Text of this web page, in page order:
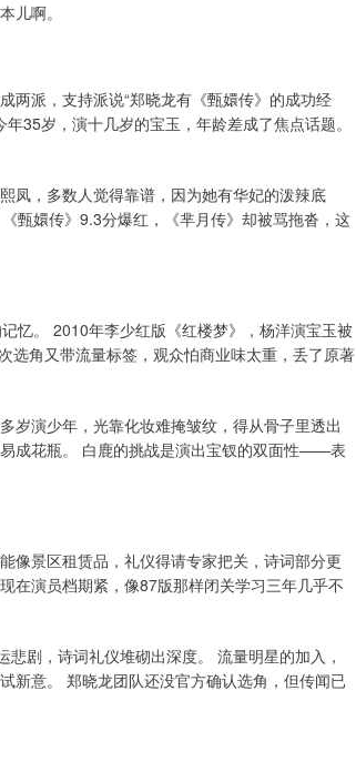
儿啊。
两派，支持派说“郑晓龙有《甄嬛传》的成功经
35岁，演十几岁的宝玉，年龄差成了焦点话题。
凤，多数人觉得靠谱，因为她有华妃的泼辣底
甄嬛传》9.3分爆红，《芈月传》却被骂拖沓，这
忆。 2010年李少红版《红楼梦》，杨洋演宝玉被
选角又带流量标签，观众怕商业味太重，丢了原著
岁演少年，光靠化妆难掩皱纹，得从骨子里透出
成花瓶。 白鹿的挑战是演出宝钗的双面性——表
像景区租赁品，礼仪得请专家把关，诗词部分更
在演员档期紧，像87版那样闭关学习三年几乎不
剧，诗词礼仪堆砌出深度。 流量明星的加入，
新意。 郑晓龙团队还没官方确认选角，但传闻已